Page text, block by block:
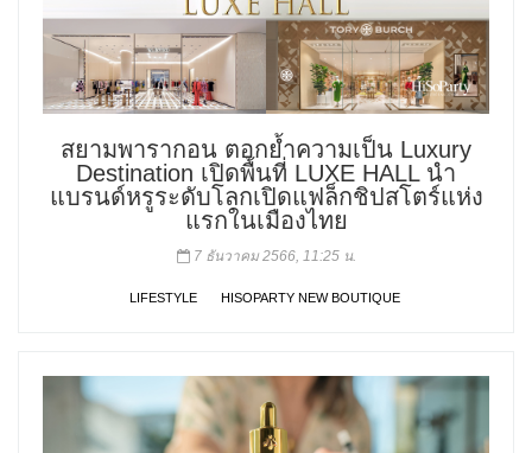
สยามพารากอน ตอกย้ำความเป็น Luxury
Destination เปิดพื้นที่ LUXE HALL นำ
แบรนด์หรูระดับโลกเปิดแฟล็กชิปสโตร์แห่ง
แรกในเมืองไทย
7 ธันวาคม 2566, 11:25 น.
LIFESTYLE HISOPARTY NEW BOUTIQUE